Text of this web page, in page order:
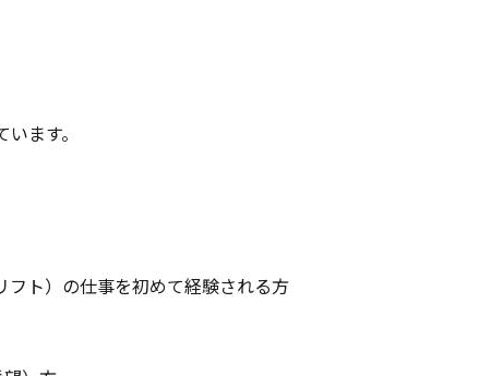
ます。
ト）の仕事を初めて経験される方